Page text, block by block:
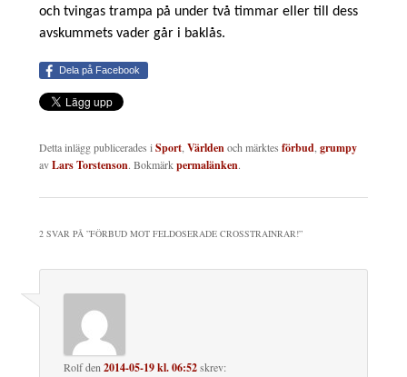
och tvingas trampa på under två timmar eller till dess
avskummets vader går i baklås.
Dela på Facebook
Detta inlägg publicerades iSport,Världenoch märktes förbud,grumpy
avLars Torstenson. Bokmärkpermalänken.
2 SVAR PÅ ”FÖRBUD MOT FELDOSERADE CROSSTRAINRAR!”
Rolfden2014-05-19 kl. 06:52skrev: